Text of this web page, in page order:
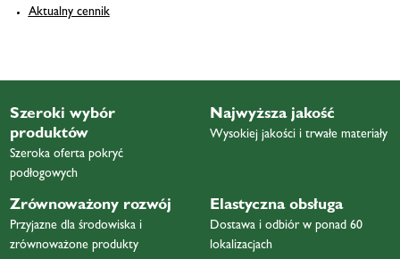
Aktualny cennik
Szeroki wybór
produktów
Szeroka oferta pokryć
podłogowych
Najwyższa jakość
Wysokiej jakości i trwałe materiały
Zrównoważony rozwój
Przyjazne dla środowiska i
zrównoważone produkty
Elastyczna obsługa
Dostawa i odbiór w ponad 60
lokalizacjach